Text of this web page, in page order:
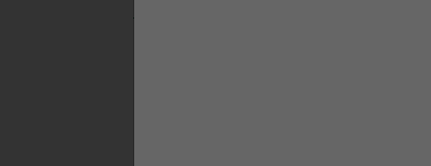
Werbung kenntlich